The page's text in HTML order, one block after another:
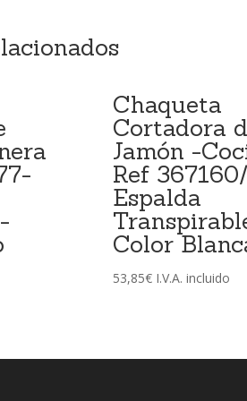
Chaqueta
Cortadora
Jamón -
Ref
Espalda
Color
53,85€ I.V.A. incluido